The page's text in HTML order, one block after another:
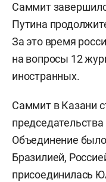
Саммит
Путина
За это время
на вопросы 12
иностранных.
Саммит в Казани
Объединение
Бразилией,
присоединилась